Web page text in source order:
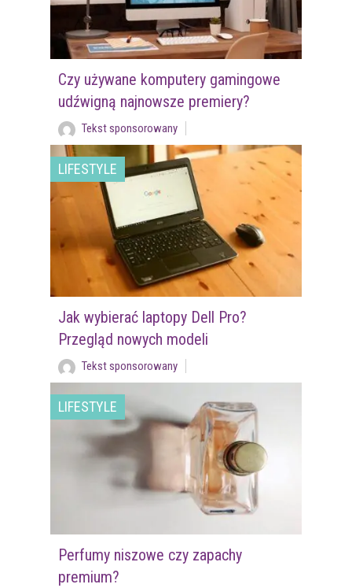
Czy używane komputery gamingowe
udźwigną najnowsze premiery?
Tekst sponsorowany
LIFESTYLE
Jak wybierać laptopy Dell Pro?
Przegląd nowych modeli
Tekst sponsorowany
LIFESTYLE
Perfumy niszowe czy zapachy
premium?